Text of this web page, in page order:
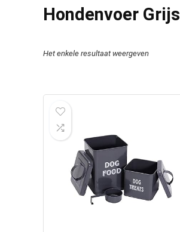
Hondenvoer Grijs
Het enkele resultaat weergeven